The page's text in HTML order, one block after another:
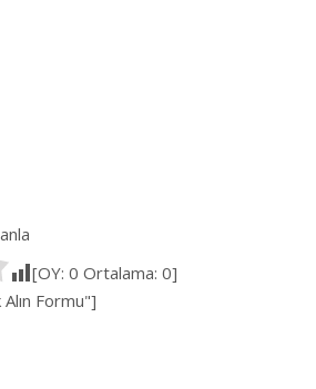
[OY: 0 Ortalama: 0]
Formu"]